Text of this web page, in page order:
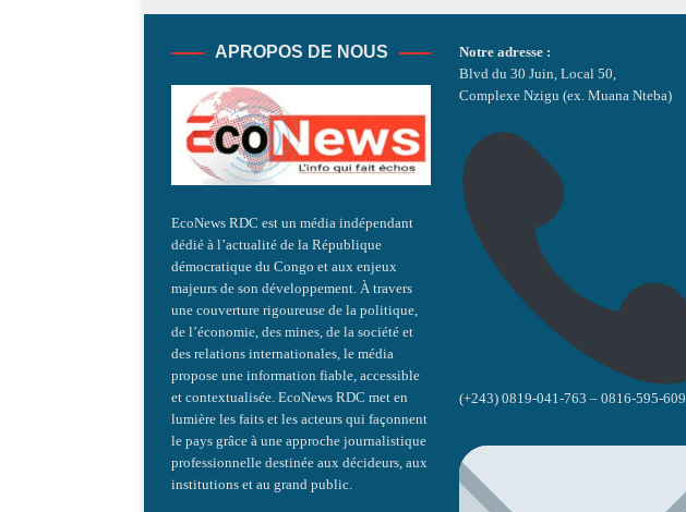
APROPOS DE NOUS
EcoNews RDC est un média indépendant
dédié à l’actualité de la République
démocratique du Congo et aux enjeux
majeurs de son développement. À travers
une couverture rigoureuse de la politique,
de l’économie, des mines, de la société et
des relations internationales, le média
propose une information fiable, accessible
et contextualisée. EcoNews RDC met en
lumière les faits et les acteurs qui façonnent
le pays grâce à une approche journalistique
professionnelle destinée aux décideurs, aux
institutions et au grand public.
Notre adresse :
Blvd du 30 Juin, Local 50,
Complexe Nzigu (ex. Muana Nteba)
(+243) 0819-041-763 – 0816-595-609